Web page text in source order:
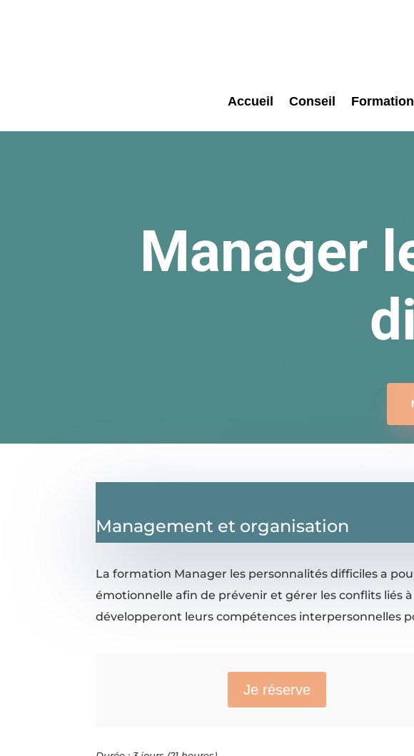
Accueil Conseil Formation
Manager
Management et organisation
La formation Manager les personnalités difficiles a
émotionnelle afin de prévenir et gérer les conflits liés
développeront leurs compétences interpersonnelles
Je réserve